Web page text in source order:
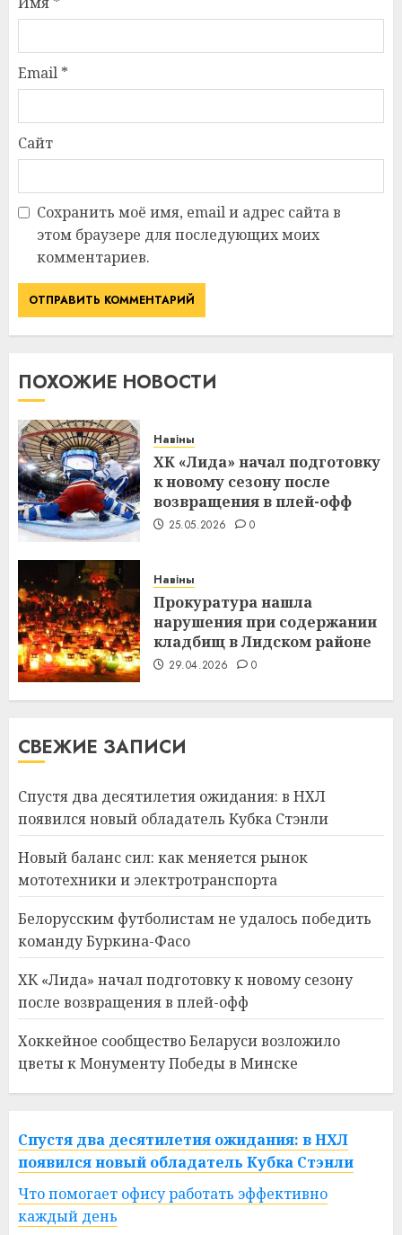
Email *
Сайт
Сохранить моё имя, email и адрес сайта в
этом браузере для последующих моих
комментариев.
ПОХОЖИЕ НОВОСТИ
Навіны
ХК «Лида» начал подготовку
к новому сезону после
возвращения в плей-офф
25.05.2026 0
Навіны
Прокуратура нашла
нарушения при содержании
кладбищ в Лидском районе
29.04.2026 0
СВЕЖИЕ ЗАПИСИ
Спустя два десятилетия ожидания: в НХЛ
появился новый обладатель Кубка Стэнли
Новый баланс сил: как меняется рынок
мототехники и электротранспорта
Белорусским футболистам не удалось победить
команду Буркина-Фасо
ХК «Лида» начал подготовку к новому сезону
после возвращения в плей-офф
Хоккейное сообщество Беларуси возложило
цветы к Монументу Победы в Минске
Спустя два десятилетия ожидания: в НХЛ
появился новый обладатель Кубка Стэнли
Что помогает офису работать эффективно
каждый день